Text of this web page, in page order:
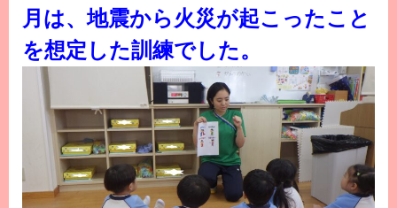
月は、地震から火災が起こったこと
を想定した訓練でした。